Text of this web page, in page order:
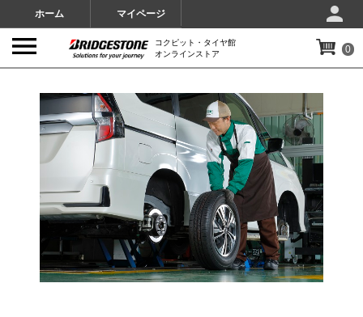
ホーム マイページ
コクピット・タイヤ館
オンラインストア
0